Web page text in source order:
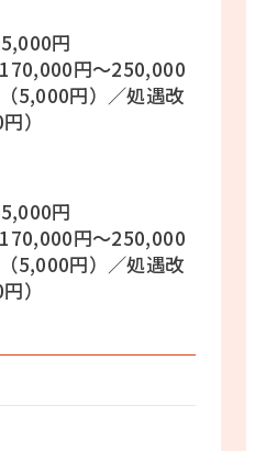
円
円〜250,000
5,000円）／処遇改
）
円
円〜250,000
5,000円）／処遇改
）